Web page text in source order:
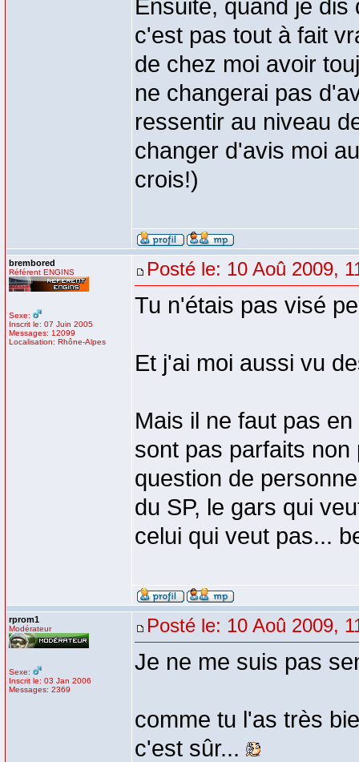
Ensuite, quand je
c'est pas tout à fait
de chez moi avoir
ne changerai pas
ressentir au niveau
changer d'avis moi
crois!)
brembored
Référent ENGINS
Sexe:
Inscrit le: 07 Juin 2005
Messages: 12099
Localisation: Rhône-Alpes
Posté le: 10 Aoû 2009,
Tu n'étais pas visé
Et j'ai moi aussi vu
Mais il ne faut pas
sont pas parfaits
question de
du SP, le gars qui
celui qui veut pas...
rprom1
Modérateur
Sexe:
Inscrit le: 03 Jan 2006
Messages: 2369
Posté le: 10 Aoû 2009,
Je ne me suis pas
comme tu l'as très
c'est sûr...